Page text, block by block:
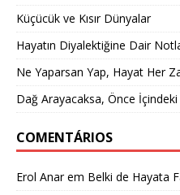
Küçücük ve Kısır Dünyalar
Hayatın Diyalektiğine Dair
Ne Yaparsan Yap, Hayat Her
Dağ Arayacaksa, Önce İçindeki
COMENTÁRIOS
Erol Anarem Belki de Hayata